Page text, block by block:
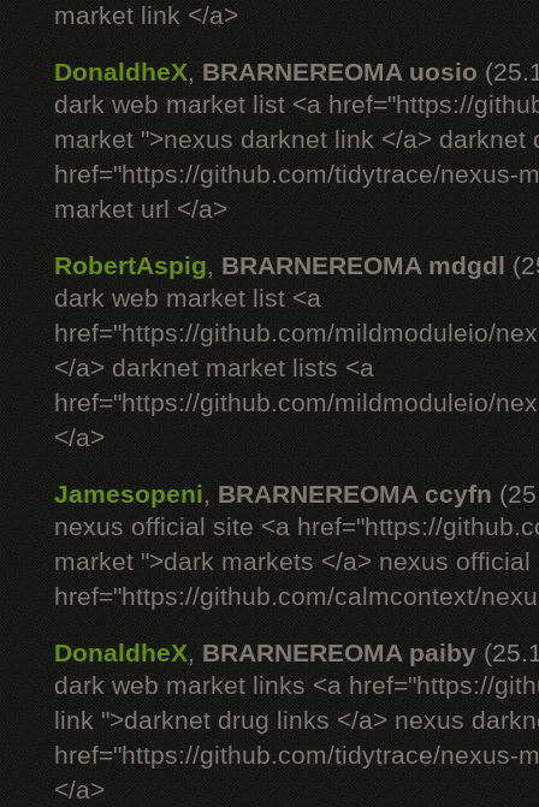
market link </a>
DonaldheX, BRARNEREOMA uosio
dark web market list <a href="https://
market ">nexus darknet link </a> darknet
href="https://github.com/tidytrace/nexus-
market url </a>
RobertAspig, BRARNEREOMA mdgdl
dark web market list <a
href="https://github.com/mildmoduleio/
</a> darknet market lists <a
href="https://github.com/mildmoduleio/
</a>
Jamesopeni, BRARNEREOMA ccyfn
nexus official site <a href="https://
market ">dark markets </a> nexus official
href="https://github.com/calmcontext/
DonaldheX, BRARNEREOMA paiby
dark web market links <a href="https://
link ">darknet drug links </a> nexus
href="https://github.com/tidytrace/nexus-
</a>